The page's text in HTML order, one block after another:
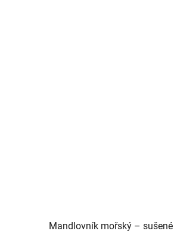
Mandlovník mořský –